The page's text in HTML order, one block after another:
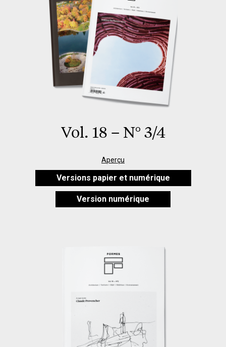
Vol. 18 – N° 3/4
Aperçu
Versions papier et numérique
Version numérique